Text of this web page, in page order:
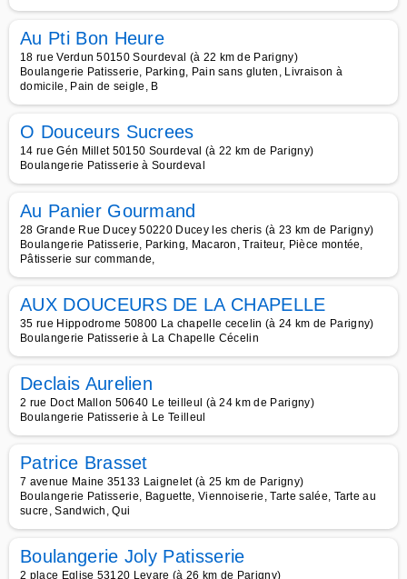
Au Pti Bon Heure
18 rue Verdun 50150 Sourdeval (à 22 km de Parigny)
Boulangerie Patisserie, Parking, Pain sans gluten, Livraison à
domicile, Pain de seigle, B
O Douceurs Sucrees
14 rue Gén Millet 50150 Sourdeval (à 22 km de Parigny)
Boulangerie Patisserie à Sourdeval
Au Panier Gourmand
28 Grande Rue Ducey 50220 Ducey les cheris (à 23 km de Parigny)
Boulangerie Patisserie, Parking, Macaron, Traiteur, Pièce montée,
Pâtisserie sur commande,
AUX DOUCEURS DE LA CHAPELLE
35 rue Hippodrome 50800 La chapelle cecelin (à 24 km de Parigny)
Boulangerie Patisserie à La Chapelle Cécelin
Declais Aurelien
2 rue Doct Mallon 50640 Le teilleul (à 24 km de Parigny)
Boulangerie Patisserie à Le Teilleul
Patrice Brasset
7 avenue Maine 35133 Laignelet (à 25 km de Parigny)
Boulangerie Patisserie, Baguette, Viennoiserie, Tarte salée, Tarte au
sucre, Sandwich, Qui
Boulangerie Joly Patisserie
2 place Eglise 53120 Levare (à 26 km de Parigny)